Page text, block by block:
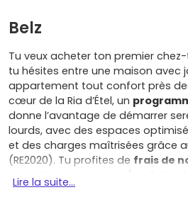
Belz
Tu veux acheter ton premier
tu hésites entre une maison avec
appartement tout confort près
cœur de la Ria d’Étel, un
donne l’avantage de démarrer
lourds, avec des espaces
et des charges maîtrisées grâce
(RE2020). Tu profites de frais de
garanties protectrices (parfait
décennale) et, si tu es primo-
Lire la suite...